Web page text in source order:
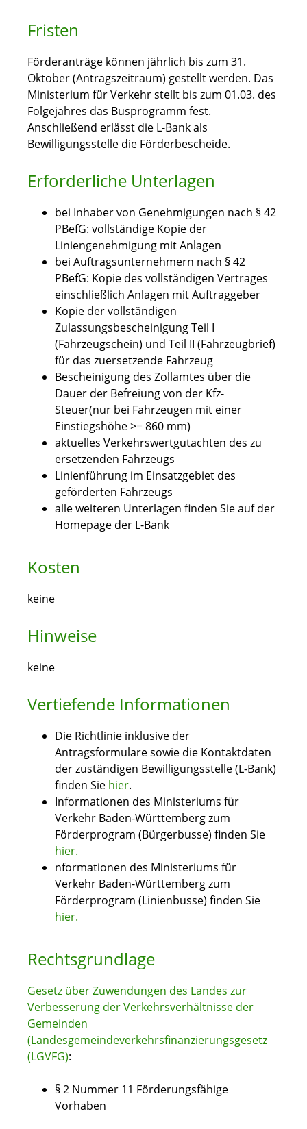
Fristen
Förderanträge können jährlich bis zum 31.
Oktober (Antragszeitraum) gestellt werden. Das
Ministerium für Verkehr stellt bis zum 01.03. des
Folgejahres das Busprogramm fest.
Anschließend erlässt die L-Bank als
Bewilligungsstelle die Förderbescheide.
Erforderliche Unterlagen
bei Inhaber von Genehmigungen nach § 42
PBefG: vollständige Kopie der
Liniengenehmigung mit Anlagen
bei Auftragsunternehmern nach § 42
PBefG: Kopie des vollständigen Vertrages
einschließlich Anlagen mit Auftraggeber
Kopie der vollständigen
Zulassungsbescheinigung Teil I
(Fahrzeugschein) und Teil II (Fahrzeugbrief)
für das zuersetzende Fahrzeug
Bescheinigung des Zollamtes über die
Dauer der Befreiung von der Kfz-
Steuer(nur bei Fahrzeugen mit einer
Einstiegshöhe >= 860 mm)
aktuelles Verkehrswertgutachten des zu
ersetzenden Fahrzeugs
Linienführung im Einsatzgebiet des
geförderten Fahrzeugs
alle weiteren Unterlagen finden Sie auf der
Homepage der L-Bank
Kosten
keine
Hinweise
keine
Vertiefende Informationen
Die Richtlinie inklusive der
Antragsformulare sowie die Kontaktdaten
der zuständigen Bewilligungsstelle (L-Bank)
finden Sie hier.
Informationen des Ministeriums für
Verkehr Baden-Württemberg zum
Förderprogram (Bürgerbusse) finden Sie
hier.
nformationen des Ministeriums für
Verkehr Baden-Württemberg zum
Förderprogram (Linienbusse) finden Sie
hier.
Rechtsgrundlage
Gesetz über Zuwendungen des Landes zur
Verbesserung der Verkehrsverhältnisse der
Gemeinden
(Landesgemeindeverkehrsfinanzierungsgesetz
(LGVFG):
§ 2 Nummer 11 Förderungsfähige
Vorhaben